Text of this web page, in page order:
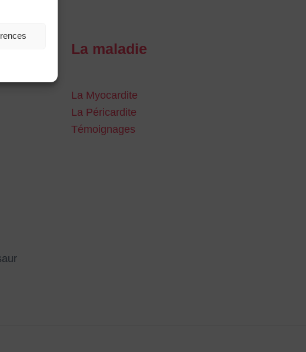
La maladie
La Myocardite
La Péricardite
Témoignages